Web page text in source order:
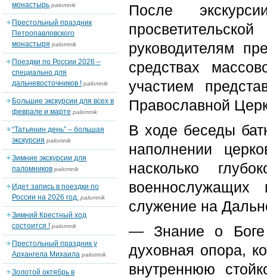
После
руководителям
средствах
участием
Православной
В ходе беседы
наполнении
насколько
военнослужащих
служение на
— Знание о Боге
духовная опора,
внутреннюю
монастырь palomnik
Престольный праздник
Петропавловского
монастыря palomnik
Поездки по России 2026 –
специально для
дальневосточников ! palomnik
Большие экскурсии для всех в
феврале и марте palomnik
“Татьянин день” – большая
экскурсия palomnik
Зимние экскурсии для
паломников palomnik
Идет запись в поездки по
России на 2026 год. palomnik
Зимний Крестный ход
состоится ! palomnik
Престольный праздник у
Архангела Михаила palomnik
Золотой октябрь в